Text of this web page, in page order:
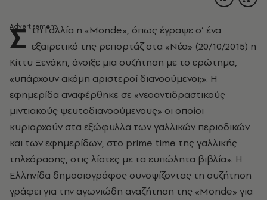
Σ τη Γαλλία η «Monde», όπως έγραψε σ’ ένα
εξαιρετικό της ρεπορτάζ στα «Νέα» (20/10/2015) η
Κίττυ Ξενάκη, άνοιξε μια συζήτηση με το ερώτημα,
«υπάρχουν ακόμη αριστεροί διανοούμενοι;». Η
εφημερίδα αναφέρθηκε σε «νεοαντιδραστικούς
μιντιακούς ψευτοδιανοούμενους» οι οποίοι
κυριαρχούν στα εξώφυλλα των γαλλικών περιοδικών
και των εφημερίδων, στο prime time της γαλλικής
τηλεόρασης, στις λίστες με τα ευπώλητα βιβλία». Η
Ελληνίδα δημοσιογράφος συνοψίζοντας τη συζήτηση
γράφει για την αγωνιώδη αναζήτηση της «Monde» για